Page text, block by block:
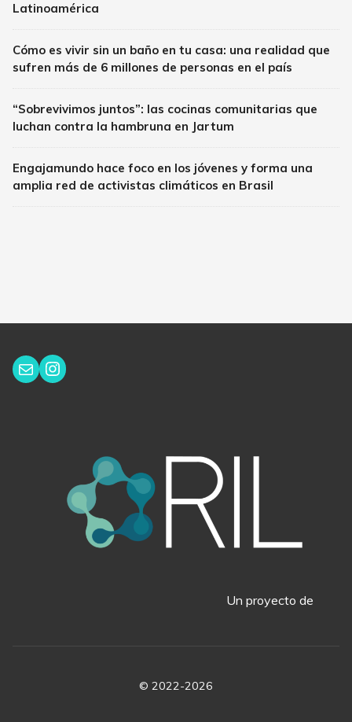
Latinoamérica
Cómo es vivir sin un baño en tu casa: una realidad que
sufren más de 6 millones de personas en el país
“Sobrevivimos juntos”: las cocinas comunitarias que
luchan contra la hambruna en Jartum
Engajamundo hace foco en los jóvenes y forma una
amplia red de activistas climáticos en Brasil
Correo electrónico
Instagram
Un proyecto de
© 2022-2026